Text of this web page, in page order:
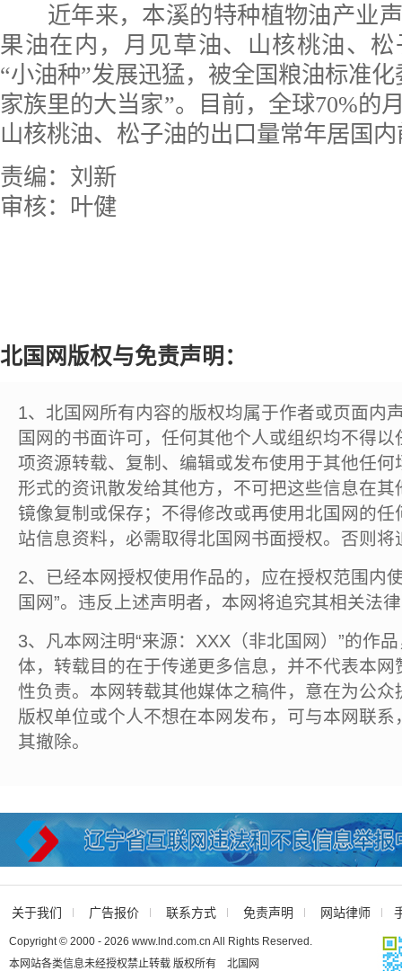
近年来，本溪的特种植物油产业声
果油在内，月见草油、山核桃油、
“小油种”发展迅猛，被全国粮油标准
家族里的大当家”。目前，全球70%的
山核桃油、松子油的出口量常年居国
责编：刘新
审核：叶健
北国网版权与免责声明：
1、北国网所有内容的版权均属于作者或页面内
国网的书面许可，任何其他个人或组织均不得
项资源转载、复制、编辑或发布使用于其他任
形式的资讯散发给其他方，不可把这些信息在
镜像复制或保存；不得修改或再使用北国网的
站信息资料，必需取得北国网书面授权。否则将
2、已经本网授权使用作品的，应在授权范围内
国网”。违反上述声明者，本网将追究其相关法
3、凡本网注明“来源：XXX（非北国网）”的作
体，转载目的在于传递更多信息，并不代表本
性负责。本网转载其他媒体之稿件，意在为公
版权单位或个人不想在本网发布，可与本网联
其撤除。
关于我们 广告报价 联系方式 免责声明 网站律师
Copyright © 2000 - 2026 www.lnd.com.cn All Rights Reserved.
本网站各类信息未经授权禁止转载 版权所有 北国网